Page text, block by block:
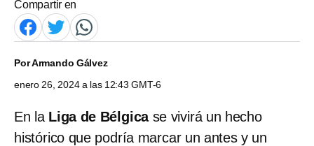
Compartir en
PorArmando Gálvez
enero 26, 2024 a las 12:43 GMT-6
En la Liga de Bélgica se vivirá un hecho
histórico que podría marcar un antes y un